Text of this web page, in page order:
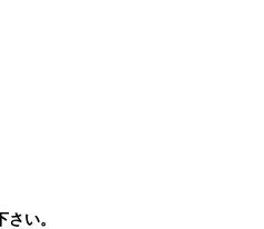
い。